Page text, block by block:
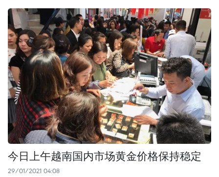
今日上午越南国内市场黄金价格保持稳定
29/01/2021 04:08